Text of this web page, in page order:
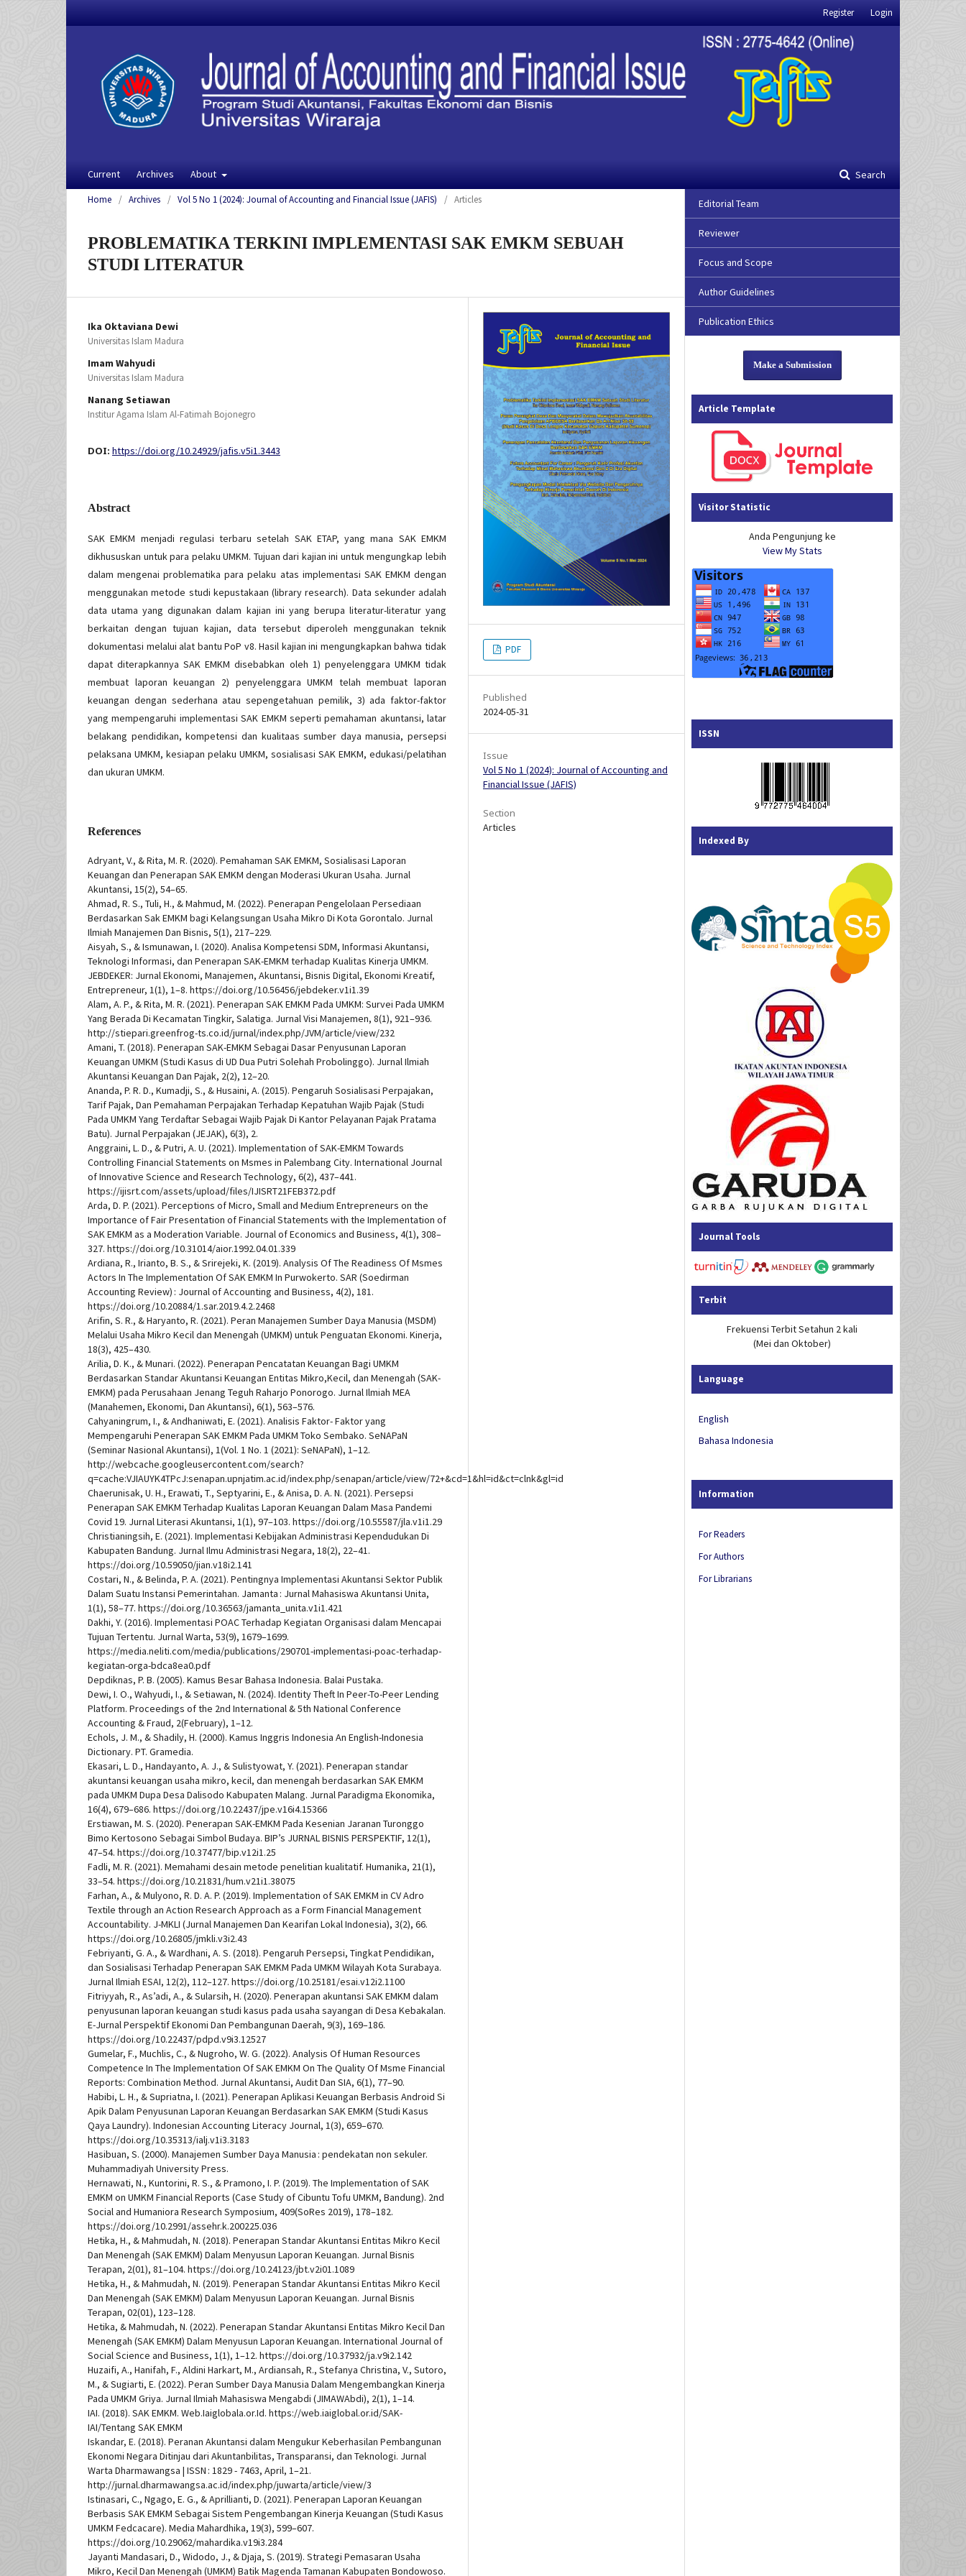
Current Archives About Search
Register Login
Home / Archives / Vol 5 No 1 (2024): Journal of Accounting and Financial Issue (JAFIS) / Articles
PROBLEMATIKA TERKINI IMPLEMENTASI SAK EMKM SEBUAH
STUDI LITERATUR
Ika Oktaviana Dewi
Universitas Islam Madura
Imam Wahyudi
Universitas Islam Madura
Nanang Setiawan
Institur Agama Islam Al-Fatimah Bojonegro
DOI: https://doi.org/10.24929/jafis.v5i1.3443
Abstract
SAK EMKM menjadi regulasi terbaru setelah SAK ETAP, yang mana SAK EMKM
dikhususkan untuk para pelaku UMKM. Tujuan dari kajian ini untuk mengungkap lebih
dalam mengenai problematika para pelaku atas implementasi SAK EMKM dengan
menggunakan metode studi kepustakaan (library research). Data sekunder adalah
data utama yang digunakan dalam kajian ini yang berupa literatur-literatur yang
berkaitan dengan tujuan kajian, data tersebut diperoleh menggunakan teknik
dokumentasi melalui alat bantu PoP v8. Hasil kajian ini mengungkapkan bahwa tidak
dapat diterapkannya SAK EMKM disebabkan oleh 1) penyelenggara UMKM tidak
membuat laporan keuangan 2) penyelenggara UMKM telah membuat laporan
keuangan dengan sederhana atau sepengetahuan pemilik, 3) ada faktor-faktor
yang mempengaruhi implementasi SAK EMKM seperti pemahaman akuntansi, latar
belakang pendidikan, kompetensi dan kualitaas sumber daya manusia, persepsi
pelaksana UMKM, kesiapan pelaku UMKM, sosialisasi SAK EMKM, edukasi/pelatihan
dan ukuran UMKM.
References
Adryant, V., & Rita, M. R. (2020). Pemahaman SAK EMKM, Sosialisasi Laporan
Keuangan dan Penerapan SAK EMKM dengan Moderasi Ukuran Usaha. Jurnal
Akuntansi, 15(2), 54–65.
Ahmad, R. S., Tuli, H., & Mahmud, M. (2022). Penerapan Pengelolaan Persediaan
Berdasarkan Sak EMKM bagi Kelangsungan Usaha Mikro Di Kota Gorontalo. Jurnal
Ilmiah Manajemen Dan Bisnis, 5(1), 217–229.
Aisyah, S., & Ismunawan, I. (2020). Analisa Kompetensi SDM, Informasi Akuntansi,
Teknologi Informasi, dan Penerapan SAK-EMKM terhadap Kualitas Kinerja UMKM.
JEBDEKER: Jurnal Ekonomi, Manajemen, Akuntansi, Bisnis Digital, Ekonomi Kreatif,
Entrepreneur, 1(1), 1–8. https://doi.org/10.56456/jebdeker.v1i1.39
Alam, A. P., & Rita, M. R. (2021). Penerapan SAK EMKM Pada UMKM: Survei Pada UMKM
Yang Berada Di Kecamatan Tingkir, Salatiga. Jurnal Visi Manajemen, 8(1), 921–936.
http://stiepari.greenfrog-ts.co.id/jurnal/index.php/JVM/article/view/232
Amani, T. (2018). Penerapan SAK-EMKM Sebagai Dasar Penyusunan Laporan
Keuangan UMKM (Studi Kasus di UD Dua Putri Solehah Probolinggo). Jurnal Ilmiah
Akuntansi Keuangan Dan Pajak, 2(2), 12–20.
Ananda, P. R. D., Kumadji, S., & Husaini, A. (2015). Pengaruh Sosialisasi Perpajakan,
Tarif Pajak, Dan Pemahaman Perpajakan Terhadap Kepatuhan Wajib Pajak (Studi
Pada UMKM Yang Terdaftar Sebagai Wajib Pajak Di Kantor Pelayanan Pajak Pratama
Batu). Jurnal Perpajakan (JEJAK), 6(3), 2.
Anggraini, L. D., & Putri, A. U. (2021). Implementation of SAK-EMKM Towards
Controlling Financial Statements on Msmes in Palembang City. International Journal
of Innovative Science and Research Technology, 6(2), 437–441.
https://ijisrt.com/assets/upload/files/IJISRT21FEB372.pdf
Arda, D. P. (2021). Perceptions of Micro, Small and Medium Entrepreneurs on the
Importance of Fair Presentation of Financial Statements with the Implementation of
SAK EMKM as a Moderation Variable. Journal of Economics and Business, 4(1), 308–
327. https://doi.org/10.31014/aior.1992.04.01.339
Ardiana, R., Irianto, B. S., & Srirejeki, K. (2019). Analysis Of The Readiness Of Msmes
Actors In The Implementation Of SAK EMKM In Purwokerto. SAR (Soedirman
Accounting Review) : Journal of Accounting and Business, 4(2), 181.
https://doi.org/10.20884/1.sar.2019.4.2.2468
Arifin, S. R., & Haryanto, R. (2021). Peran Manajemen Sumber Daya Manusia (MSDM)
Melalui Usaha Mikro Kecil dan Menengah (UMKM) untuk Penguatan Ekonomi. Kinerja,
18(3), 425–430.
Arilia, D. K., & Munari. (2022). Penerapan Pencatatan Keuangan Bagi UMKM
Berdasarkan Standar Akuntansi Keuangan Entitas Mikro,Kecil, dan Menengah (SAK-
EMKM) pada Perusahaan Jenang Teguh Raharjo Ponorogo. Jurnal Ilmiah MEA
(Manahemen, Ekonomi, Dan Akuntansi), 6(1), 563–576.
Cahyaningrum, I., & Andhaniwati, E. (2021). Analisis Faktor- Faktor yang
Mempengaruhi Penerapan SAK EMKM Pada UMKM Toko Sembako. SeNAPaN
(Seminar Nasional Akuntansi), 1(Vol. 1 No. 1 (2021): SeNAPaN), 1–12.
http://webcache.googleusercontent.com/search?
q=cache:VJIAUYK4TPcJ:senapan.upnjatim.ac.id/index.php/senapan/article/view/72+&cd=1&hl=id&ct=clnk&gl=id
Chaerunisak, U. H., Erawati, T., Septyarini, E., & Anisa, D. A. N. (2021). Persepsi
Penerapan SAK EMKM Terhadap Kualitas Laporan Keuangan Dalam Masa Pandemi
Covid 19. Jurnal Literasi Akuntansi, 1(1), 97–103. https://doi.org/10.55587/jla.v1i1.29
Christianingsih, E. (2021). Implementasi Kebijakan Administrasi Kependudukan Di
Kabupaten Bandung. Jurnal Ilmu Administrasi Negara, 18(2), 22–41.
https://doi.org/10.59050/jian.v18i2.141
Costari, N., & Belinda, P. A. (2021). Pentingnya Implementasi Akuntansi Sektor Publik
Dalam Suatu Instansi Pemerintahan. Jamanta : Jurnal Mahasiswa Akuntansi Unita,
1(1), 58–77. https://doi.org/10.36563/jamanta_unita.v1i1.421
Dakhi, Y. (2016). Implementasi POAC Terhadap Kegiatan Organisasi dalam Mencapai
Tujuan Tertentu. Jurnal Warta, 53(9), 1679–1699.
https://media.neliti.com/media/publications/290701-implementasi-poac-terhadap-
kegiatan-orga-bdca8ea0.pdf
Depdiknas, P. B. (2005). Kamus Besar Bahasa Indonesia. Balai Pustaka.
Dewi, I. O., Wahyudi, I., & Setiawan, N. (2024). Identity Theft In Peer-To-Peer Lending
Platform. Proceedings of the 2nd International & 5th National Conference
Accounting & Fraud, 2(February), 1–12.
Echols, J. M., & Shadily, H. (2000). Kamus Inggris Indonesia An English-Indonesia
Dictionary. PT. Gramedia.
Ekasari, L. D., Handayanto, A. J., & Sulistyowat, Y. (2021). Penerapan standar
akuntansi keuangan usaha mikro, kecil, dan menengah berdasarkan SAK EMKM
pada UMKM Dupa Desa Dalisodo Kabupaten Malang. Jurnal Paradigma Ekonomika,
16(4), 679–686. https://doi.org/10.22437/jpe.v16i4.15366
Erstiawan, M. S. (2020). Penerapan SAK-EMKM Pada Kesenian Jaranan Turonggo
Bimo Kertosono Sebagai Simbol Budaya. BIP’s JURNAL BISNIS PERSPEKTIF, 12(1),
47–54. https://doi.org/10.37477/bip.v12i1.25
Fadli, M. R. (2021). Memahami desain metode penelitian kualitatif. Humanika, 21(1),
33–54. https://doi.org/10.21831/hum.v21i1.38075
Farhan, A., & Mulyono, R. D. A. P. (2019). Implementation of SAK EMKM in CV Adro
Textile through an Action Research Approach as a Form Financial Management
Accountability. J-MKLI (Jurnal Manajemen Dan Kearifan Lokal Indonesia), 3(2), 66.
https://doi.org/10.26805/jmkli.v3i2.43
Febriyanti, G. A., & Wardhani, A. S. (2018). Pengaruh Persepsi, Tingkat Pendidikan,
dan Sosialisasi Terhadap Penerapan SAK EMKM Pada UMKM Wilayah Kota Surabaya.
Jurnal Ilmiah ESAI, 12(2), 112–127. https://doi.org/10.25181/esai.v12i2.1100
Fitriyyah, R., As’adi, A., & Sularsih, H. (2020). Penerapan akuntansi SAK EMKM dalam
penyusunan laporan keuangan studi kasus pada usaha sayangan di Desa Kebakalan.
E-Jurnal Perspektif Ekonomi Dan Pembangunan Daerah, 9(3), 169–186.
https://doi.org/10.22437/pdpd.v9i3.12527
Gumelar, F., Muchlis, C., & Nugroho, W. G. (2022). Analysis Of Human Resources
Competence In The Implementation Of SAK EMKM On The Quality Of Msme Financial
Reports: Combination Method. Jurnal Akuntansi, Audit Dan SIA, 6(1), 77–90.
Habibi, L. H., & Supriatna, I. (2021). Penerapan Aplikasi Keuangan Berbasis Android Si
Apik Dalam Penyusunan Laporan Keuangan Berdasarkan SAK EMKM (Studi Kasus
Qaya Laundry). Indonesian Accounting Literacy Journal, 1(3), 659–670.
https://doi.org/10.35313/ialj.v1i3.3183
Hasibuan, S. (2000). Manajemen Sumber Daya Manusia : pendekatan non sekuler.
Muhammadiyah University Press.
Hernawati, N., Kuntorini, R. S., & Pramono, I. P. (2019). The Implementation of SAK
EMKM on UMKM Financial Reports (Case Study of Cibuntu Tofu UMKM, Bandung). 2nd
Social and Humaniora Research Symposium, 409(SoRes 2019), 178–182.
https://doi.org/10.2991/assehr.k.200225.036
Hetika, H., & Mahmudah, N. (2018). Penerapan Standar Akuntansi Entitas Mikro Kecil
Dan Menengah (SAK EMKM) Dalam Menyusun Laporan Keuangan. Jurnal Bisnis
Terapan, 2(01), 81–104. https://doi.org/10.24123/jbt.v2i01.1089
Hetika, H., & Mahmudah, N. (2019). Penerapan Standar Akuntansi Entitas Mikro Kecil
Dan Menengah (SAK EMKM) Dalam Menyusun Laporan Keuangan. Jurnal Bisnis
Terapan, 02(01), 123–128.
Hetika, & Mahmudah, N. (2022). Penerapan Standar Akuntansi Entitas Mikro Kecil Dan
Menengah (SAK EMKM) Dalam Menyusun Laporan Keuangan. International Journal of
Social Science and Business, 1(1), 1–12. https://doi.org/10.37932/ja.v9i2.142
Huzaifi, A., Hanifah, F., Aldini Harkart, M., Ardiansah, R., Stefanya Christina, V., Sutoro,
M., & Sugiarti, E. (2022). Peran Sumber Daya Manusia Dalam Mengembangkan Kinerja
Pada UMKM Griya. Jurnal Ilmiah Mahasiswa Mengabdi (JIMAWAbdi), 2(1), 1–14.
IAI. (2018). SAK EMKM. Web.Iaiglobala.or.Id. https://web.iaiglobal.or.id/SAK-
IAI/Tentang SAK EMKM
Iskandar, E. (2018). Peranan Akuntansi dalam Mengukur Keberhasilan Pembangunan
Ekonomi Negara Ditinjau dari Akuntanbilitas, Transparansi, dan Teknologi. Jurnal
Warta Dharmawangsa | ISSN : 1829 - 7463, April, 1–21.
http://jurnal.dharmawangsa.ac.id/index.php/juwarta/article/view/3
Istinasari, C., Ngago, E. G., & Aprillianti, D. (2021). Penerapan Laporan Keuangan
Berbasis SAK EMKM Sebagai Sistem Pengembangan Kinerja Keuangan (Studi Kasus
UMKM Fedcacare). Media Mahardhika, 19(3), 599–607.
https://doi.org/10.29062/mahardika.v19i3.284
Jayanti Mandasari, D., Widodo, J., & Djaja, S. (2019). Strategi Pemasaran Usaha
Mikro, Kecil Dan Menengah (UMKM) Batik Magenda Tamanan Kabupaten Bondowoso.
PDF
Published
2024-05-31
Issue
Vol 5 No 1 (2024): Journal of Accounting and
Financial Issue (JAFIS)
Section
Articles
Editorial Team
Reviewer
Focus and Scope
Author Guidelines
Publication Ethics
Make a Submission
Article Template
Visitor Statistic
Anda Pengunjung ke
View My Stats
ISSN
Indexed By
Journal Tools
Terbit
Frekuensi Terbit Setahun 2 kali
(Mei dan Oktober)
Language
English
Bahasa Indonesia
Information
For Readers
For Authors
For Librarians